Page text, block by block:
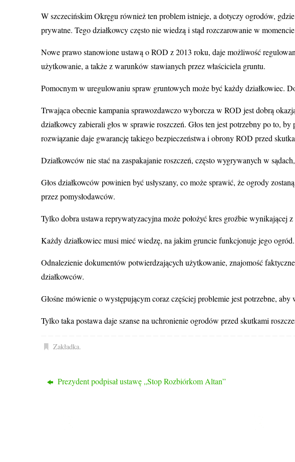
W szczecińskim Okręgu również ten problem istnieje, a dotyczy ogrodów,
prywatne. Tego działkowcy często nie wiedzą i stąd rozczarowanie w
Nowe prawo stanowione ustawą o ROD z 2013 roku, daje możliwość
użytkowanie, a także z warunków stawianych przez właściciela gruntu.
Pomocnym w uregulowaniu spraw gruntowych może być każdy działkowiec.
Trwająca obecnie kampania sprawozdawczo wyborcza w ROD jest dobrą
działkowcy zabierali głos w sprawie roszczeń. Głos ten jest potrzebny po to,
rozwiązanie daje gwarancję takiego bezpieczeństwa i obrony ROD przed
Działkowców nie stać na zaspakajanie roszczeń, często wygrywanych w
Głos działkowców powinien być usłyszany, co może sprawić, że ogrody
przez pomysłodawców.
Tylko dobra ustawa reprywatyzacyjna może położyć kres groźbie wynikającej
Każdy działkowiec musi mieć wiedzę, na jakim gruncie funkcjonuje jego ogród.
Odnalezienie dokumentów potwierdzających użytkowanie, znajomość
działkowców.
Głośne mówienie o występującym coraz częściej problemie jest potrzebne,
Tylko taka postawa daje szanse na uchronienie ogrodów przed skutkami
Zakładka.
Prezydent podpisał ustawę „Stop Rozbiórkom Altan”